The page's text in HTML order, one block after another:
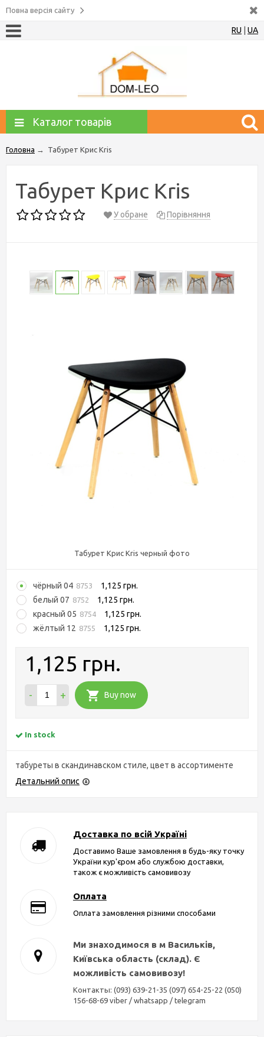
Повна версія сайту
RU UA
Каталог товарів
Головна → Табурет Крис Kris
Табурет Крис Kris
У обране Порівняння
Табурет Крис Kris черный фото
чёрный 04 8753
1,125 грн.
белый 07 8752
1,125 грн.
красный 05 8754
1,125 грн.
жёлтый 12 8755 1,125 грн.
1,125 грн.
- + Buy now
In stock
табуреты в скандинавском стиле, цвет в ассортименте
Детальний опис
Доставка по всій Україні
Доставимо Ваше замовлення в будь-яку точку
України кур'єром або службою доставки,
також є можливість самовивозу
Оплата
Оплата замовлення різними способами
Ми знаходимося в м Васильків,
Київська область (склад). Є
можливість самовивозу!
Контакты: (093) 639-21-35 (097) 654-25-22 (050)
156-68-69 viber / whatsapp / telegram